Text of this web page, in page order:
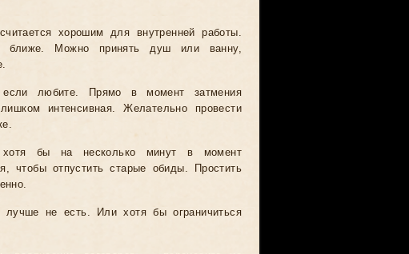
хорошим для внутренней работы.
Можно принять душ или ванну,
если любите. Прямо в момент затмения
интенсивная. Желательно провести
бы на несколько минут в момент
чтобы отпустить старые обиды. Простить
не есть. Или хотя бы ограничиться